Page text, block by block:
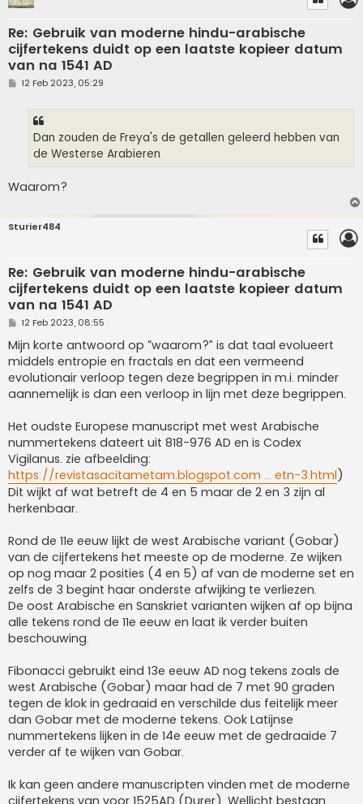
Re: Gebruik van moderne hindu-arabische
cijfertekens duidt op een laatste kopieer datum
van na 1541 AD
P12 Feb 2023, 05:29
Dan zouden de Freya's de getallen geleerd hebben van
de Westerse Arabieren
Waarom?
Sturier484
Re: Gebruik van moderne hindu-arabische
cijfertekens duidt op een laatste kopieer datum
van na 1541 AD
P
s
t
12 Feb 2023, 08:55
Mijn korte antwoord op “waarom?” is dat taal evolueert
middels entropie en fractals en dat een vermeend
evolutionair verloop tegen deze begrippen in m.i. minder
aannemelijk is dan een verloop in lijn met deze begrippen.
Het oudste Europese manuscript met west Arabische
nummertekens dateert uit 818-976 AD en is Codex
Vigilanus. zie afbeelding:
https://revistasacitametam.blogspot.com ... etn-3.html )
Dit wijkt af wat betreft de 4 en 5 maar de 2 en 3 zijn al
herkenbaar.
Rond de 11e eeuw lijkt de west Arabische variant (Gobar)
van de cijfertekens het meeste op de moderne. Ze wijken
op nog maar 2 posities (4 en 5) af van de moderne set en
zelfs de 3 begint haar onderste afwijking te verliezen.
De oost Arabische en Sanskriet varianten wijken af op bijna
alle tekens rond de 11e eeuw en laat ik verder buiten
beschouwing.
Fibonacci gebruikt eind 13e eeuw AD nog tekens zoals de
west Arabische (Gobar) maar had de 7 met 90 graden
tegen de klok in gedraaid en verschilde dus feitelijk meer
dan Gobar met de moderne tekens. Ook Latijnse
nummertekens lijken in de 14e eeuw met de gedraaide 7
verder af te wijken van Gobar.
Ik kan geen andere manuscripten vinden met de moderne